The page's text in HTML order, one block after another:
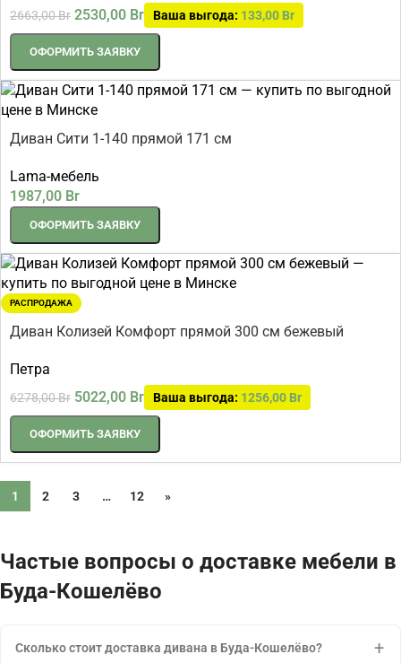
2663,00Br 2530,00 Br Ваша выгода: 133,00 Br
ОФОРМИТЬ ЗАЯВКУ
Диван Сити 1-140 прямой 171 см
Lama-мебель
1987,00 Br
ОФОРМИТЬ ЗАЯВКУ
РАСПРОДАЖА
Диван Колизей Комфорт прямой 300 см бежевый
Петра
6278,00Br 5022,00 Br Ваша выгода: 1256,00 Br
ОФОРМИТЬ ЗАЯВКУ
1 2 3 … 12 »
Частые вопросы о доставке мебели в
Буда-Кошелёво
Сколько стоит доставка дивана в Буда-Кошелёво?